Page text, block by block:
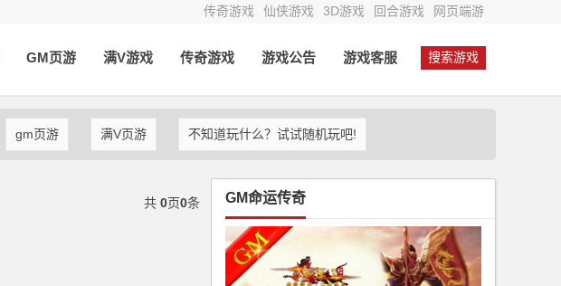
传奇游戏 仙侠游戏 3D游戏 回合游戏 网页端游
搜索游戏
GM页游 满V游戏 传奇游戏 游戏公告 游戏客服
gm页游 满V页游 不知道玩什么？试试随机玩吧!
共 0页0条 GM命运传奇